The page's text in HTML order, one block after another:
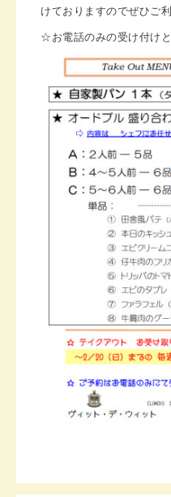
けておりますのでぜひご
☆お電話のみの受け付け